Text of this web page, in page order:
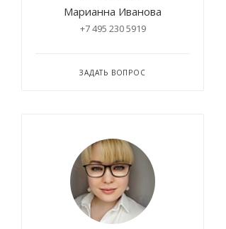
Марианна Иванова
+7 495 230 5919
ЗАДАТЬ ВОПРОС